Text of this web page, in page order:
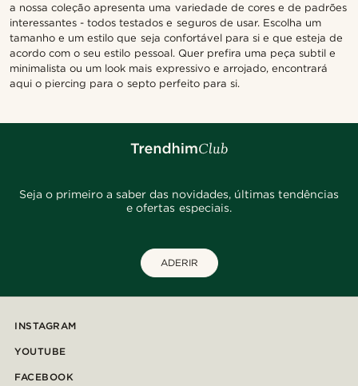
a nossa coleção apresenta uma variedade de cores e de padrões
interessantes - todos testados e seguros de usar. Escolha um
tamanho e um estilo que seja confortável para si e que esteja de
acordo com o seu estilo pessoal. Quer prefira uma peça subtil e
minimalista ou um look mais expressivo e arrojado, encontrará
aqui o piercing para o septo perfeito para si.
Seja o primeiro a saber das novidades, últimas tendências
e ofertas especiais.
ADERIR
INSTAGRAM
YOUTUBE
FACEBOOK